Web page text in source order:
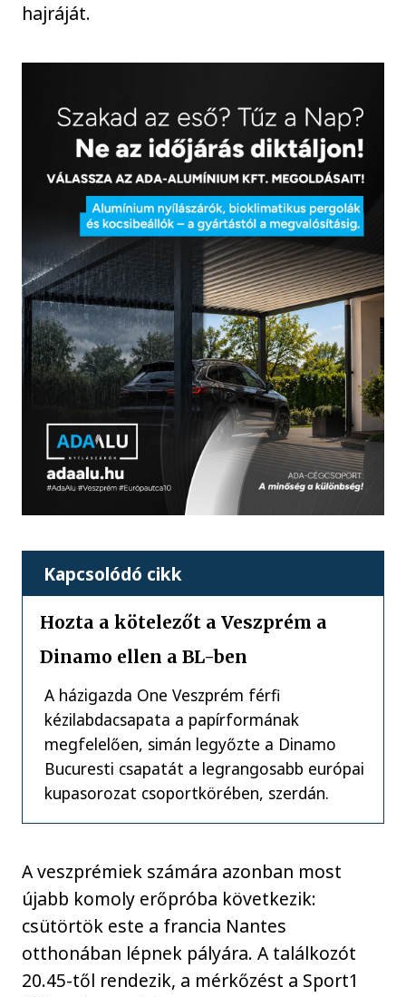
hajráját.
Kapcsolódó cikk
Hozta a kötelezőt a Veszprém a
Dinamo ellen a BL-ben
A házigazda One Veszprém férfi
kézilabdacsapata a papírformának
megfelelően, simán legyőzte a Dinamo
Bucuresti csapatát a legrangosabb európai
kupasorozat csoportkörében, szerdán.
A veszprémiek számára azonban most
újabb komoly erőpróba következik:
csütörtök este a francia Nantes
otthonában lépnek pályára. A találkozót
20.45-től rendezik, a mérkőzést a Sport1